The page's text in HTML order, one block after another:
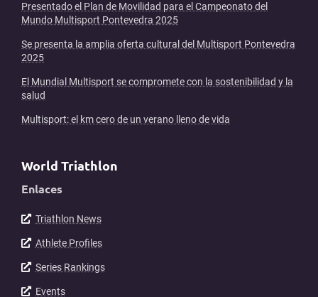
Presentado el Plan de Movilidad para el Campeonato del
Mundo Multisport Pontevedra 2025
Se presenta la amplia oferta cultural del Multisport Pontevedra
2025
El Mundial Multisport se compromete con la sostenibilidad y la
salud
Multisport: el km cero de un verano lleno de vida
World Triathlon
Enlaces
Triathlon News
Athlete Profiles
Series Rankings
Events